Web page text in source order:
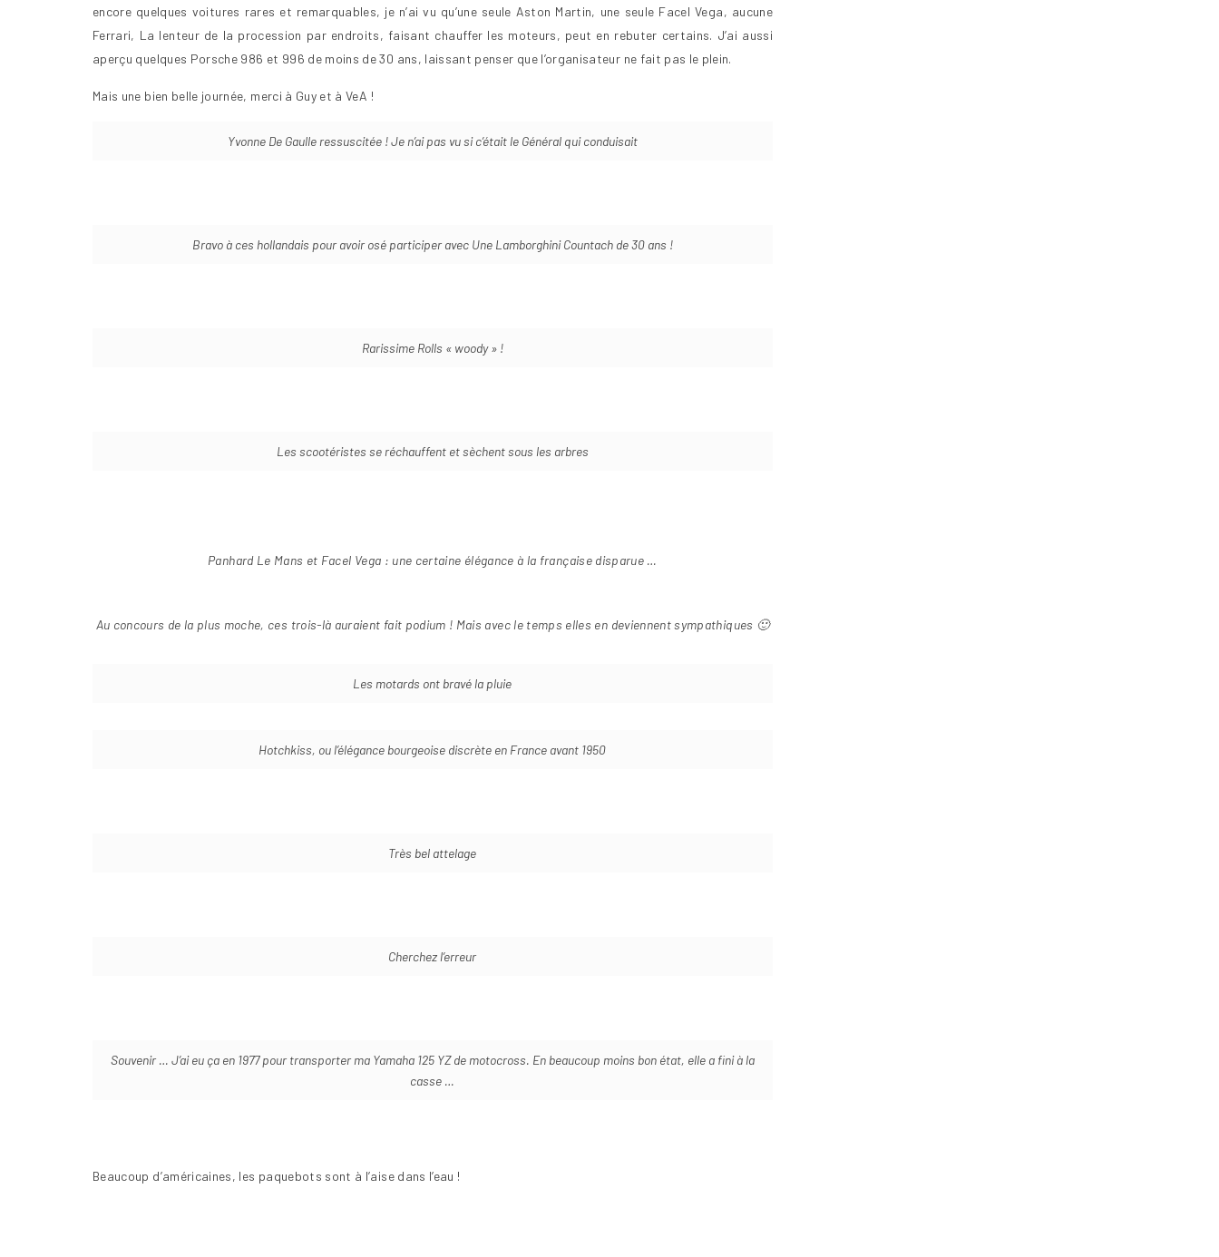
encore quelques voitures rares et remarquables, je n’ai vu qu’une seule Aston Martin, une seule Facel Vega, aucune
Ferrari, La lenteur de la procession par endroits, faisant chauffer les moteurs, peut en rebuter certains. J’ai aussi
aperçu quelques Porsche 986 et 996 de moins de 30 ans, laissant penser que l’organisateur ne fait pas le plein.
Mais une bien belle journée, merci à Guy et à VeA !
Yvonne De Gaulle ressuscitée ! Je n’ai pas vu si c’était le Général qui conduisait
Bravo à ces hollandais pour avoir osé participer avec Une Lamborghini Countach de 30 ans !
Rarissime Rolls « woody » !
Les scootéristes se réchauffent et sèchent sous les arbres
Panhard Le Mans et Facel Vega : une certaine élégance à la française disparue …
Au concours de la plus moche, ces trois-là auraient fait podium ! Mais avec le temps elles en deviennent sympathiques 🙂
Les motards ont bravé la pluie
Hotchkiss, ou l’élégance bourgeoise discrète en France avant 1950
Très bel attelage
Cherchez l’erreur
Souvenir … J’ai eu ça en 1977 pour transporter ma Yamaha 125 YZ de motocross. En beaucoup moins bon état, elle a fini à la
casse …
Beaucoup d’américaines, les paquebots sont à l’aise dans l’eau !